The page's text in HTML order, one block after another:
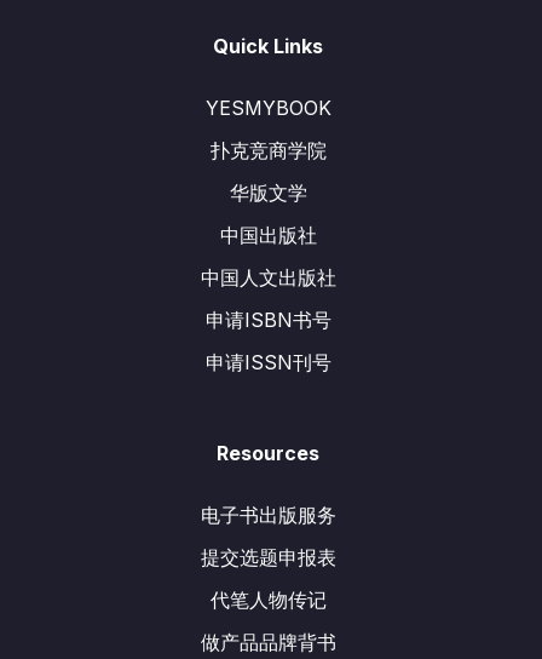
Quick Links
YESMYBOOK
扑克竞商学院
华版文学
中国出版社
中国人文出版社
申请ISBN书号
申请ISSN刊号
Resources
电子书出版服务
提交选题申报表
代笔人物传记
做产品品牌背书